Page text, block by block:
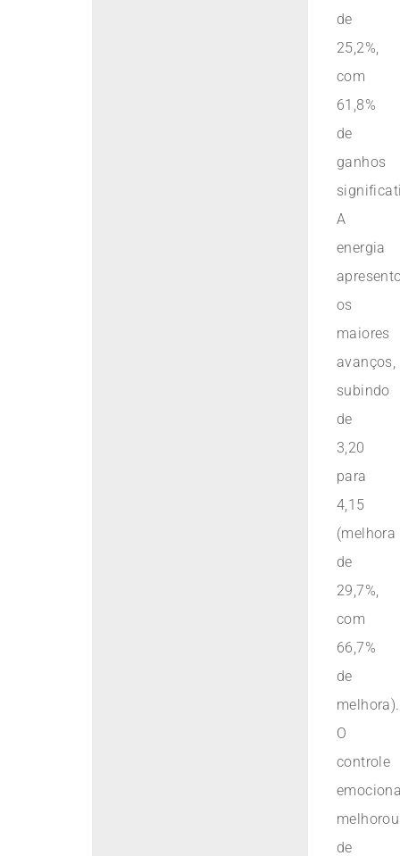
de
25,2%,
com
61,8%
de
ganhos
A
energia
os
maiores
avanços,
subindo
de
3,20
para
4,15
(melhora
de
29,7%,
com
66,7%
de
melhora).
O
controle
melhorou
de